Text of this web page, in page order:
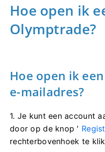
Hoe open ik
Olymptrade?
Hoe open ik
e-mailadres?
1. Je kunt een account
door op de knop '
rechterbovenhoek te